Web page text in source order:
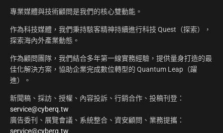
專業媒體與技術顧問是我們的核心雙動能。
作為科技媒體，我們秉持駭客精神持續進行科技 Quest（探索），
探索海內外產業動態。
作為顧問團隊，我們結合多年第一線實務經驗，提供量身打造的最
佳化解決方案，協助企業完成數位轉型的 Quantum Leap（躍
進）。
新聞稿、採訪、授權、內容投訴、行銷合作、投稿刊登：
service@cyberq.tw
廣告委刊、展覽會議、系統整合、資安顧問、業務提攜：
service@cyberq.tw